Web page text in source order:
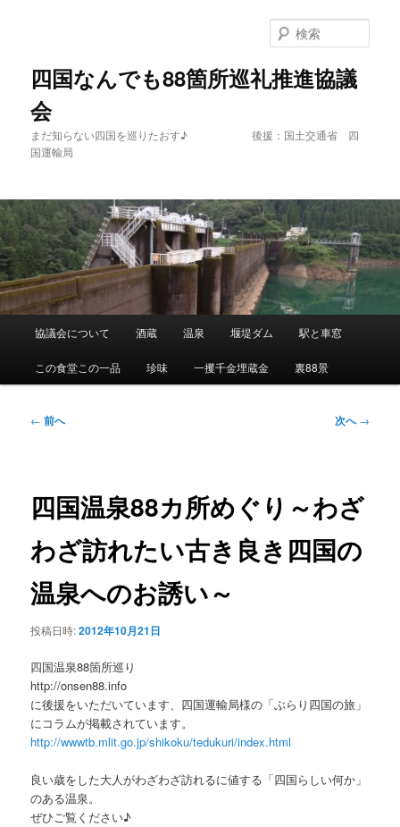
動
四国なんでも88箇所巡礼推進協議
会
まだ知らない四国を巡りたおす♪ 後援：国土交通省 四
国運輸局
索
メ
協議会について 酒蔵 温泉 堰堤ダム 駅と車窓
この食堂この一品 珍味 一攫千金埋蔵金 裏88景
投
ゲ
ー
ョ
ン
← 前へ 次へ→
四国温泉88カ所めぐり～わざ
わざ訪れたい古き良き四国の
温泉へのお誘い～
投稿日時:2012年10月21日
四国温泉88箇所巡り
http://onsen88.info
に後援をいただいています、四国運輸局様の「ぶらり四国の旅」
にコラムが掲載されています。
http://wwwtb.mlit.go.jp/shikoku/tedukuri/index.html
良い歳をした大人がわざわざ訪れるに値する「四国らしい何か」
のある温泉。
ぜひご覧ください♪